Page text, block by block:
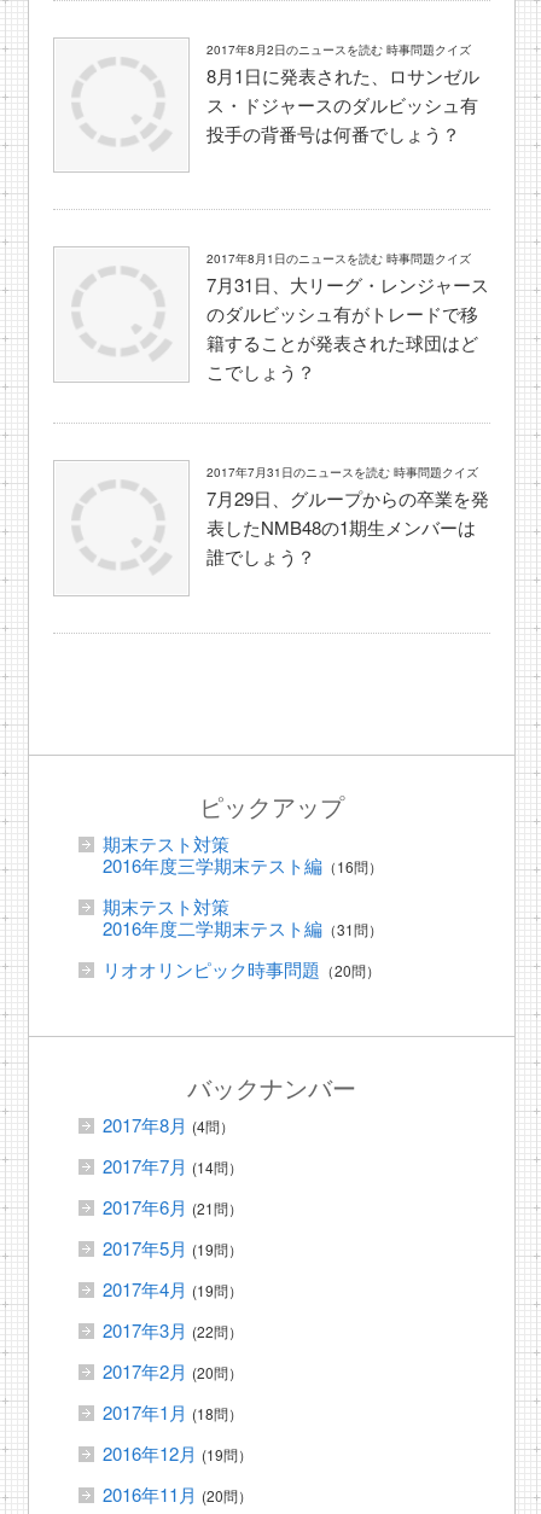
2017年8月2日のニュースを読む 時事問題クイズ
8月1日に発表された、ロサンゼル
ス・ドジャースのダルビッシュ有
投手の背番号は何番でしょう？
2017年8月1日のニュースを読む 時事問題クイズ
7月31日、大リーグ・レンジャース
のダルビッシュ有がトレードで移
籍することが発表された球団はど
こでしょう？
2017年7月31日のニュースを読む 時事問題クイズ
7月29日、グループからの卒業を発
表したNMB48の1期生メンバーは
誰でしょう？
ピックアップ
期末テスト対策
2016年度三学期末テスト編（16問）
期末テスト対策
2016年度二学期末テスト編（31問）
リオオリンピック時事問題 （20問）
バックナンバー
2017年8月 (4問）
2017年7月 (14問）
2017年6月 (21問）
2017年5月 (19問）
2017年4月 (19問）
2017年3月 (22問）
2017年2月 (20問）
2017年1月 (18問）
2016年12月 (19問）
2016年11月 (20問）